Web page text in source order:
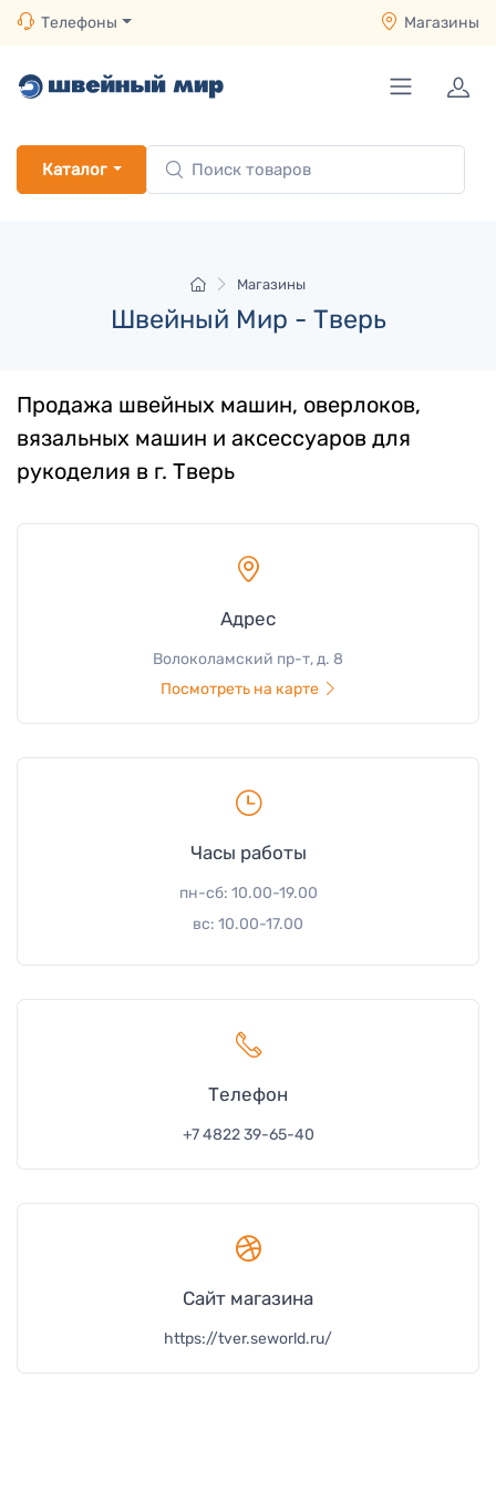
Телефоны Магазины
Каталог
Магазины
Швейный Мир - Тверь
Продажа швейных машин, оверлоков,
вязальных машин и аксессуаров для
рукоделия в г. Тверь
Адрес
Волоколамский пр-т, д. 8
Посмотреть на карте
Часы работы
пн-сб: 10.00-19.00
вс: 10.00-17.00
Телефон
+7 4822 39-65-40
Сайт магазина
https://tver.seworld.ru/